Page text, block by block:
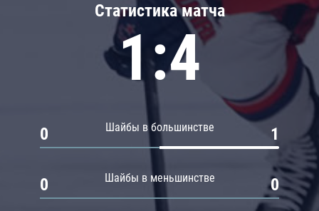
Статистика матча
1:4
Шайбы в большинстве
0 1
Шайбы в меньшинстве
0 0